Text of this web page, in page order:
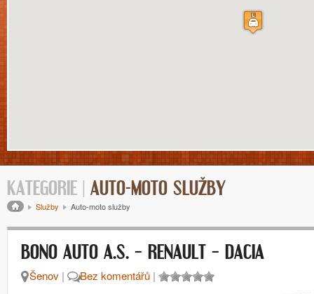
KATEGORIE | AUTO-MOTO SLUŽBY
Drobečková navigace
Služby Auto-moto služby
BONO AUTO A.S. – RENAULT – DACIA
Šenov | Bez komentářů |